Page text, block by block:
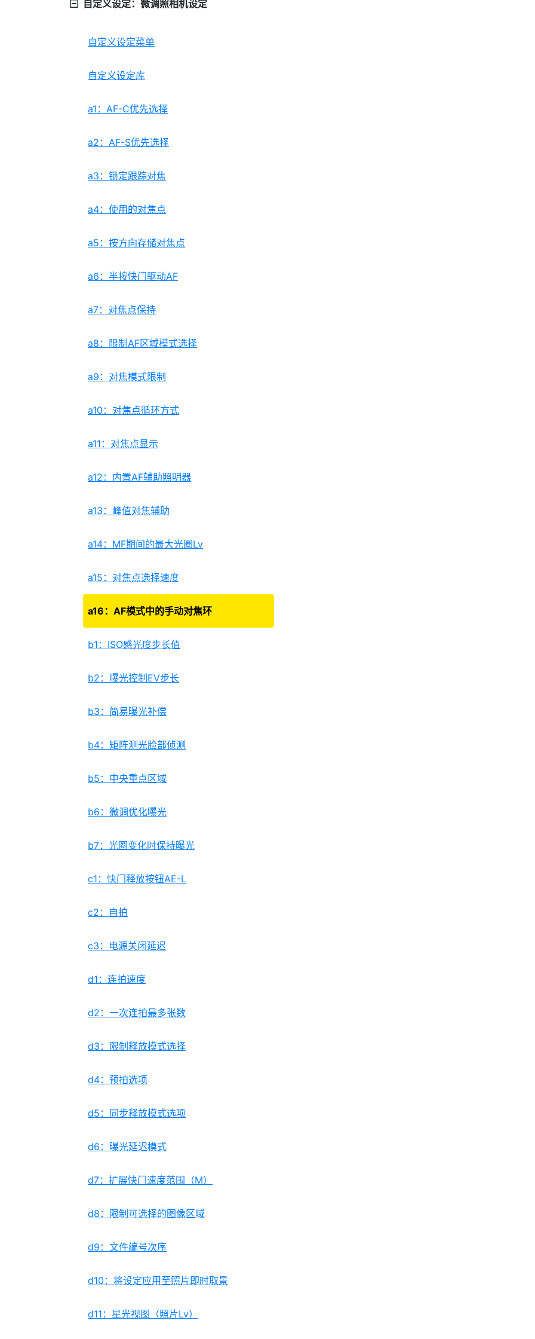
自定义设定：微调照相机设定
自定义设定菜单
自定义设定库
a1：AF-C优先选择
a2：AF-S优先选择
a3：锁定跟踪对焦
a4：使用的对焦点
a5：按方向存储对焦点
a6：半按快门驱动AF
a7：对焦点保持
a8：限制AF区域模式选择
a9：对焦模式限制
a10：对焦点循环方式
a11：对焦点显示
a12：内置AF辅助照明器
a13：峰值对焦辅助
a14：MF期间的最大光圈Lv
a15：对焦点选择速度
a16：AF模式中的手动对焦环
b1：ISO感光度步长值
b2：曝光控制EV步长
b3：简易曝光补偿
b4：矩阵测光脸部侦测
b5：中央重点区域
b6：微调优化曝光
b7：光圈变化时保持曝光
c1：快门释放按钮AE-L
c2：自拍
c3：电源关闭延迟
d1：连拍速度
d2：一次连拍最多张数
d3：限制释放模式选择
d4：预拍选项
d5：同步释放模式选项
d6：曝光延迟模式
d7：扩展快门速度范围（M）
d8：限制可选择的图像区域
d9：文件编号次序
d10：将设定应用至照片即时取景
d11：星光视图（照片Lv）